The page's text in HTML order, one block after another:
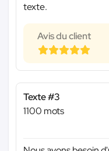
texte.
Avis du client
Texte #3
1100 mots